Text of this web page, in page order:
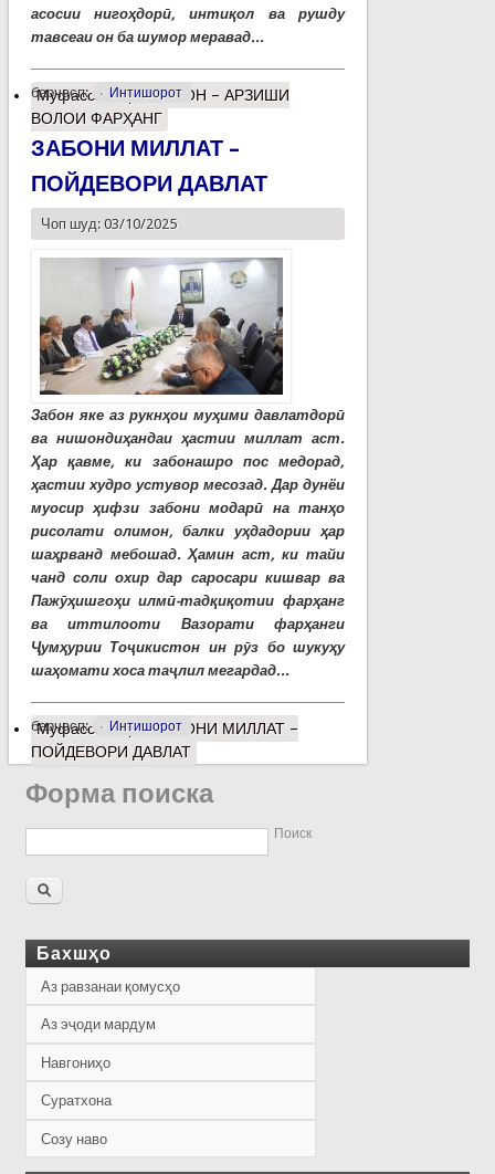
асосии нигоҳдорӣ, интиқол ва рушду
тавсеаи он ба шумор меравад...
барчасп: Интишорот
Муфассалтаро ЗАБОН – АРЗИШИ
ВОЛОИ ФАРҲАНГ
ЗАБОНИ МИЛЛАТ –
ПОЙДЕВОРИ ДАВЛАТ
Чоп шуд: 03/10/2025
Забон яке аз рукнҳои муҳими давлатдорӣ
ва нишондиҳандаи ҳастии миллат аст.
Ҳар қавме, ки забонашро пос медорад,
ҳастии худро устувор месозад. Дар дунёи
муосир ҳифзи забони модарӣ на танҳо
рисолати олимон, балки уҳдадории ҳар
шаҳрванд мебошад. Ҳамин аст, ки тайи
чанд соли охир дар саросари кишвар ва
Пажӯҳишгоҳи илмӣ-тадқиқотии фарҳанг
ва иттилооти Вазорати фарҳанги
Ҷумҳурии Тоҷикистон ин рӯз бо шукуҳу
шаҳомати хоса таҷлил мегардад...
барчасп: Интишорот
Муфассалтаро ЗАБОНИ МИЛЛАТ –
ПОЙДЕВОРИ ДАВЛАТ
Форма поиска
Поиск
Бахшҳо
Аз равзанаи қомусҳо
Аз эҷоди мардум
Навгониҳо
Суратхона
Созу наво